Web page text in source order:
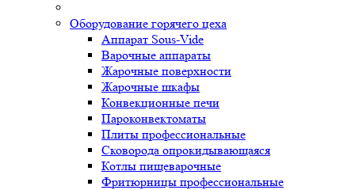
Оборудование горячего цеха
Аппарат Sous-Vide
Варочные аппараты
Жарочные поверхности
Жарочные шкафы
Конвекционные печи
Пароконвектоматы
Плиты профессиональные
Сковорода опрокидывающаяся
Котлы пищеварочные
Фритюрницы профессиональные